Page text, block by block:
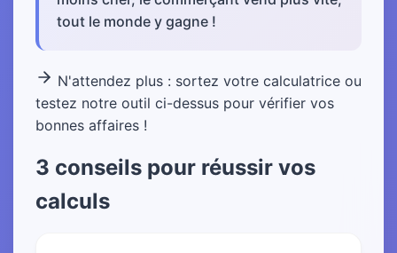
tout le monde y gagne !
N'attendez plus : sortez votre calculatrice ou
testez notre outil ci-dessus pour vérifier vos
bonnes affaires !
3 conseils pour réussir vos
calculs